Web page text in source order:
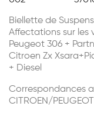
Biellette de
Affectations sur les
Peugeot 306 +
Citroen Zx
+ Diesel
Correspondances
CITROEN/